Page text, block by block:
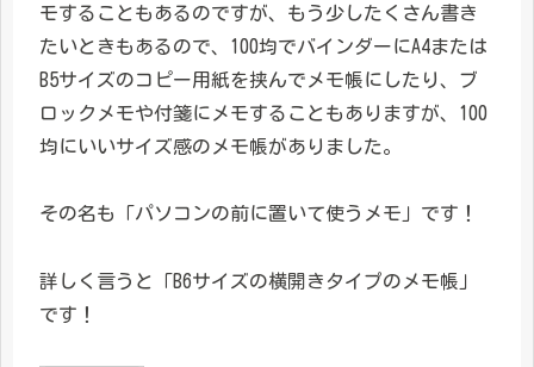
モすることもあるのですが、もう少したくさん書き
たいときもあるので、100均でバインダーにA4または
B5サイズのコピー用紙を挟んでメモ帳にしたり、ブ
ロックメモや付箋にメモすることもありますが、100
均にいいサイズ感のメモ帳がありました。
その名も「パソコンの前に置いて使うメモ」です！
詳しく言うと「B6サイズの横開きタイプのメモ帳」
です！